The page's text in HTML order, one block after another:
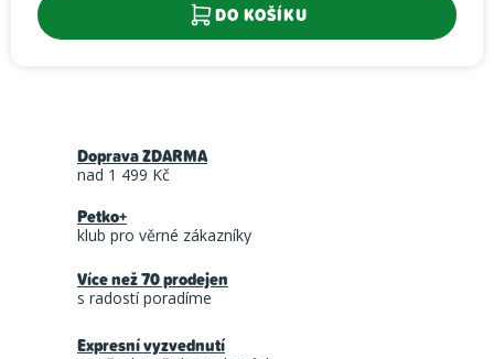
DO KOŠÍKU
Doprava ZDARMA
nad 1 499 Kč
Petko+
klub pro věrné zákazníky
Více než 70 prodejen
s radostí poradíme
Expresní vyzvednutí